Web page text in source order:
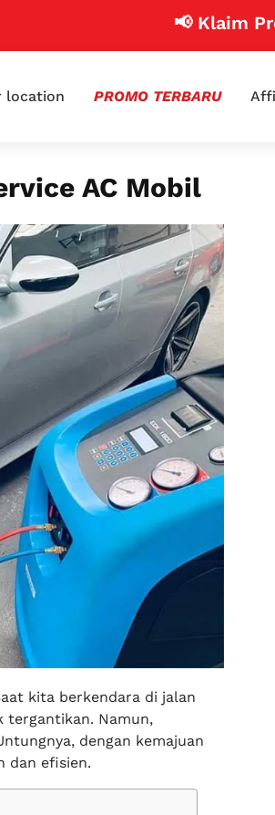
📢 Klaim Promo
location PROMO TERBARU
AC Mobil
kita berkendara di jalan
tergantikan. Namun,
dengan kemajuan
dan efisien.